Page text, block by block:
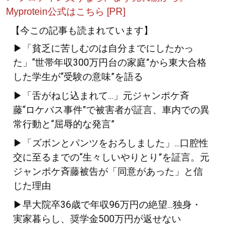
『 人生を切りひらく 最高
の自宅勉強法』
週3バイトしながら東大に
合格した著者が明かす
「最高の勉強法」
Myprotein公式はこちら [PR]
【今この記事も読まれています】
▶「貧乏に苦しむのは自分までにしたかっ
た」“世帯年収300万円台の家庭”から東大合格
した学生が“受験の意味”を語る
▶「舌がねじ込まれて...」元ジャンポケ斉
藤“ロケバス事件”で被害者が証言、車内での異
常行動と“屈辱的な発言”
▶「ズボンとパンツをおろしました」...口腔性
交に至るまでの“生々しいやりとり”を証言。元
ジャンポケ斉藤被告が「同意があった」と信
じた理由
▶早大院卒36歳で年収96万円の絶望...独身・
実家暮らし、奨学金500万円が返せない